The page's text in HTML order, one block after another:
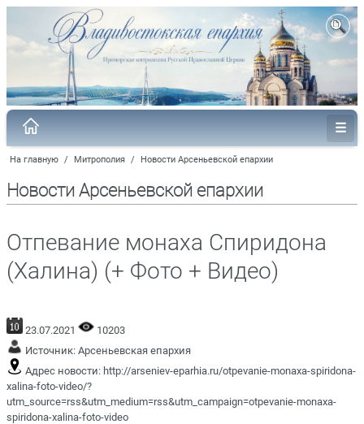
На главную / Митрополия / Новости Арсеньевской епархии
Новости Арсеньевской епархии
Отпевание монаха Спиридона
(Халина) (+ Фото + Видео)
23.07.2021
10203
Источник: Арсеньевская епархия
Адрес новости: http://arseniev-eparhia.ru/otpevanie-monaxa-spiridona-
xalina-foto-video/?
utm_source=rss&utm_medium=rss&utm_campaign=otpevanie-monaxa-
spiridona-xalina-foto-video